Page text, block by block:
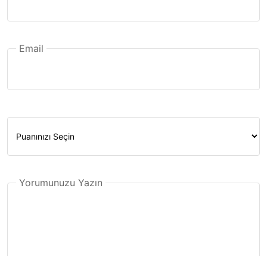
Email
Yorumunuzu Yazın